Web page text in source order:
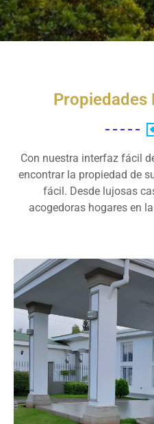
Propiedades
Con nuestra interfaz fácil
encontrar la propiedad de
fácil. Desde lujosas
acogedoras hogares en